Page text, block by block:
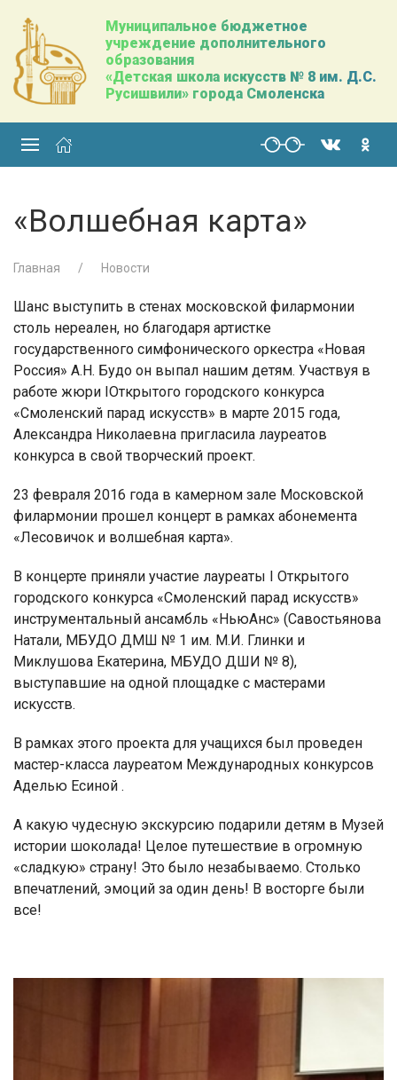
Муниципальное бюджетное
учреждение дополнительного
образования
«Детская школа искусств № 8 им. Д.С.
Русишвили» города Смоленска
«Волшебная карта»
Главная Новости
Шанс выступить в стенах московской филармонии
столь нереален, но благодаря артистке
государственного симфонического оркестра «Новая
Россия» А.Н. Будо он выпал нашим детям. Участвуя в
работе жюри IОткрытого городского конкурса
«Смоленский парад искусств» в марте 2015 года,
Александра Николаевна пригласила лауреатов
конкурса в свой творческий проект.
23 февраля 2016 года в камерном зале Московской
филармонии прошел концерт в рамках абонемента
«Лесовичок и волшебная карта».
В концерте приняли участие лауреаты I Открытого
городского конкурса «Смоленский парад искусств»
инструментальный ансамбль «НьюАнс» (Савостьянова
Натали, МБУДО ДМШ № 1 им. М.И. Глинки и
Миклушова Екатерина, МБУДО ДШИ № 8),
выступавшие на одной площадке с мастерами
искусств.
В рамках этого проекта для учащихся был проведен
мастер-класса лауреатом Международных конкурсов
Аделью Есиной .
А какую чудесную экскурсию подарили детям в Музей
истории шоколада! Целое путешествие в огромную
«сладкую» страну! Это было незабываемо. Столько
впечатлений, эмоций за один день! В восторге были
все!